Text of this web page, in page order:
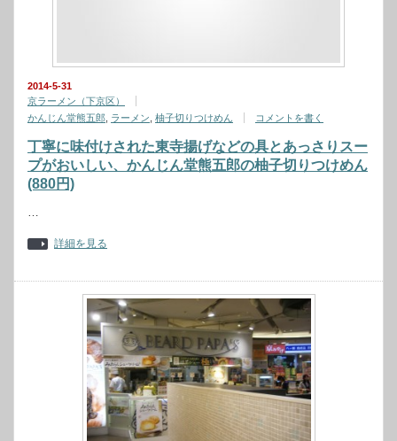
2014-5-31
京ラーメン（下京区）
かんじん堂熊五郎 ラーメン 柚子切りつけめん コメントを書く
丁寧に味付けされた東寺揚げなどの具とあっさりスー
プがおいしい、かんじん堂熊五郎の柚子切りつけめん
(880円)
…
詳細を見る